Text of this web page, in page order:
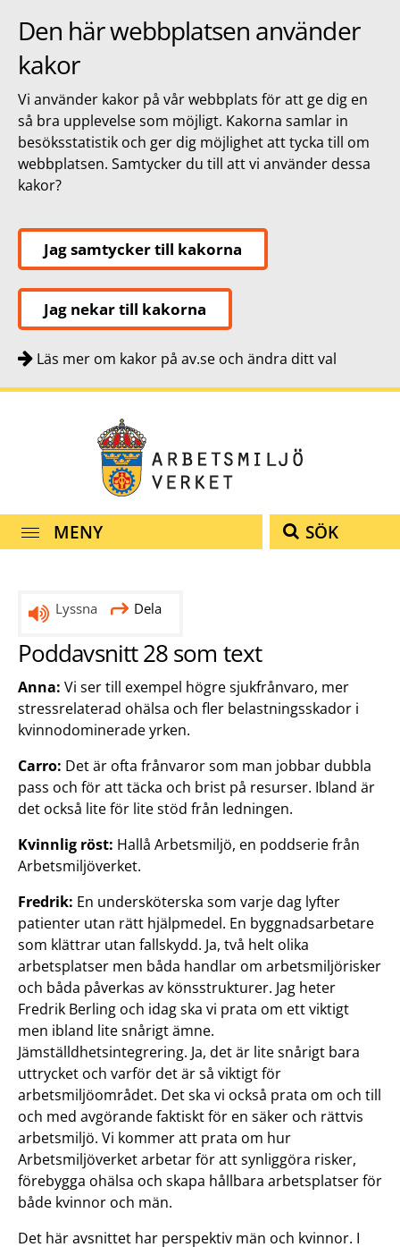
Den här webbplatsen använder
kakor
Vi använder kakor på vår webbplats för att ge dig en
så bra upplevelse som möjligt. Kakorna samlar in
besöksstatistik och ger dig möjlighet att tycka till om
webbplatsen. Samtycker du till att vi använder dessa
kakor?
Jag samtycker till kakorna
Jag nekar till kakorna
Läs mer om kakor på av.se och ändra ditt val
MENY SÖK
Lyssna Dela
Poddavsnitt 28 som text
Anna: Vi ser till exempel högre sjukfrånvaro, mer
stressrelaterad ohälsa och fler belastningsskador i
kvinnodominerade yrken.
Carro: Det är ofta frånvaror som man jobbar dubbla
pass och för att täcka och brist på resurser. Ibland är
det också lite för lite stöd från ledningen.
Kvinnlig röst: Hallå Arbetsmiljö, en poddserie från
Arbetsmiljöverket.
Fredrik: En undersköterska som varje dag lyfter
patienter utan rätt hjälpmedel. En byggnadsarbetare
som klättrar utan fallskydd. Ja, två helt olika
arbetsplatser men båda handlar om arbetsmiljörisker
och båda påverkas av könsstrukturer. Jag heter
Fredrik Berling och idag ska vi prata om ett viktigt
men ibland lite snårigt ämne.
Jämställdhetsintegrering. Ja, det är lite snårigt bara
uttrycket och varför det är så viktigt för
arbetsmiljöområdet. Det ska vi också prata om och till
och med avgörande faktiskt för en säker och rättvis
arbetsmiljö. Vi kommer att prata om hur
Arbetsmiljöverket arbetar för att synliggöra risker,
förebygga ohälsa och skapa hållbara arbetsplatser för
både kvinnor och män.
Det här avsnittet har perspektiv män och kvinnor. I